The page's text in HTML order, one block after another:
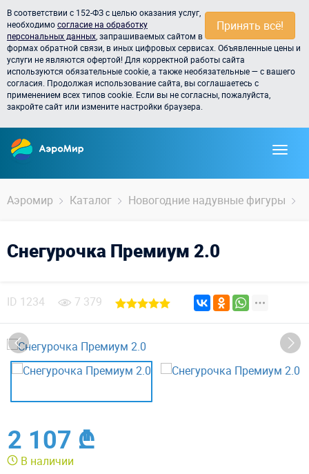
Принять всё!
В соответствии с 152-ФЗ с целью оказания услуг,
необходимосогласие на обработку
персональных данных , запрашиваемых сайтом в
формах обратной связи, в иных цифровых сервисах. Объявленные цены и
услуги не являются офертой! Для корректной работы сайта
используются обязательные cookie, а также необязательные — с вашего
согласия. Продолжая использование сайта, вы соглашаетесь с
применением всех типов cookie. Если вы не согласны, пожалуйста,
закройте сайт или измените настройки браузера.
Аэромир Каталог Новогодние надувные фигуры
Снегурочка Премиум 2.0
ID 1234 7 379
2 107 ₾
В наличии